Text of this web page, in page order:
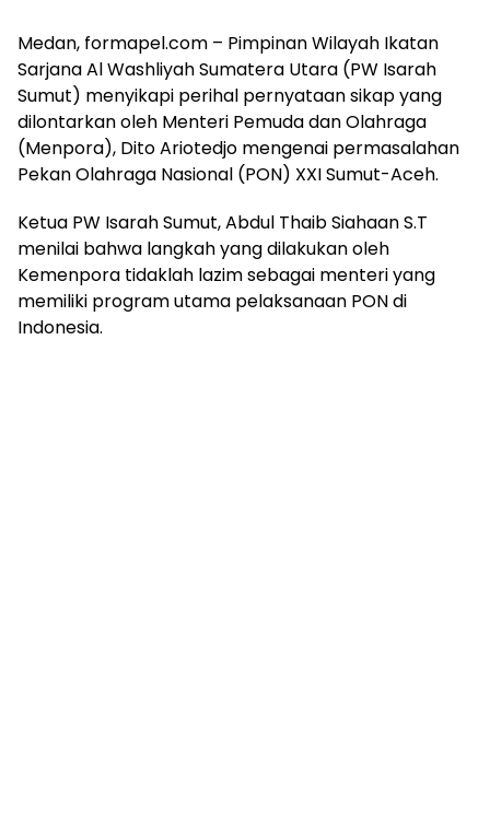
Medan, formapel.com – Pimpinan Wilayah Ikatan
Sarjana Al Washliyah Sumatera Utara (PW Isarah
Sumut) menyikapi perihal pernyataan sikap yang
dilontarkan oleh Menteri Pemuda dan Olahraga
(Menpora), Dito Ariotedjo mengenai permasalahan
Pekan Olahraga Nasional (PON) XXI Sumut-Aceh.
Ketua PW Isarah Sumut, Abdul Thaib Siahaan S.T
menilai bahwa langkah yang dilakukan oleh
Kemenpora tidaklah lazim sebagai menteri yang
memiliki program utama pelaksanaan PON di
Indonesia.